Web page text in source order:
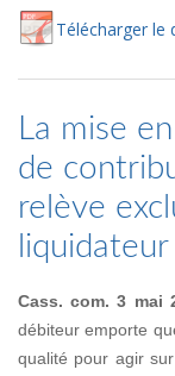
Télécharger le
La mise
de
relève
liquidateur
Cass. com. 3 mai
débiteur emporte
qualité pour agir